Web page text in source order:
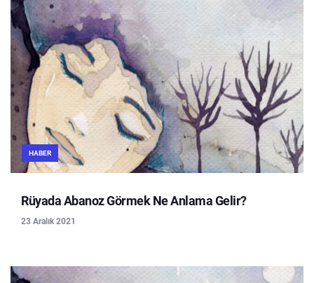
HABER
Rüyada Abanoz Görmek Ne Anlama Gelir?
23 Aralık 2021